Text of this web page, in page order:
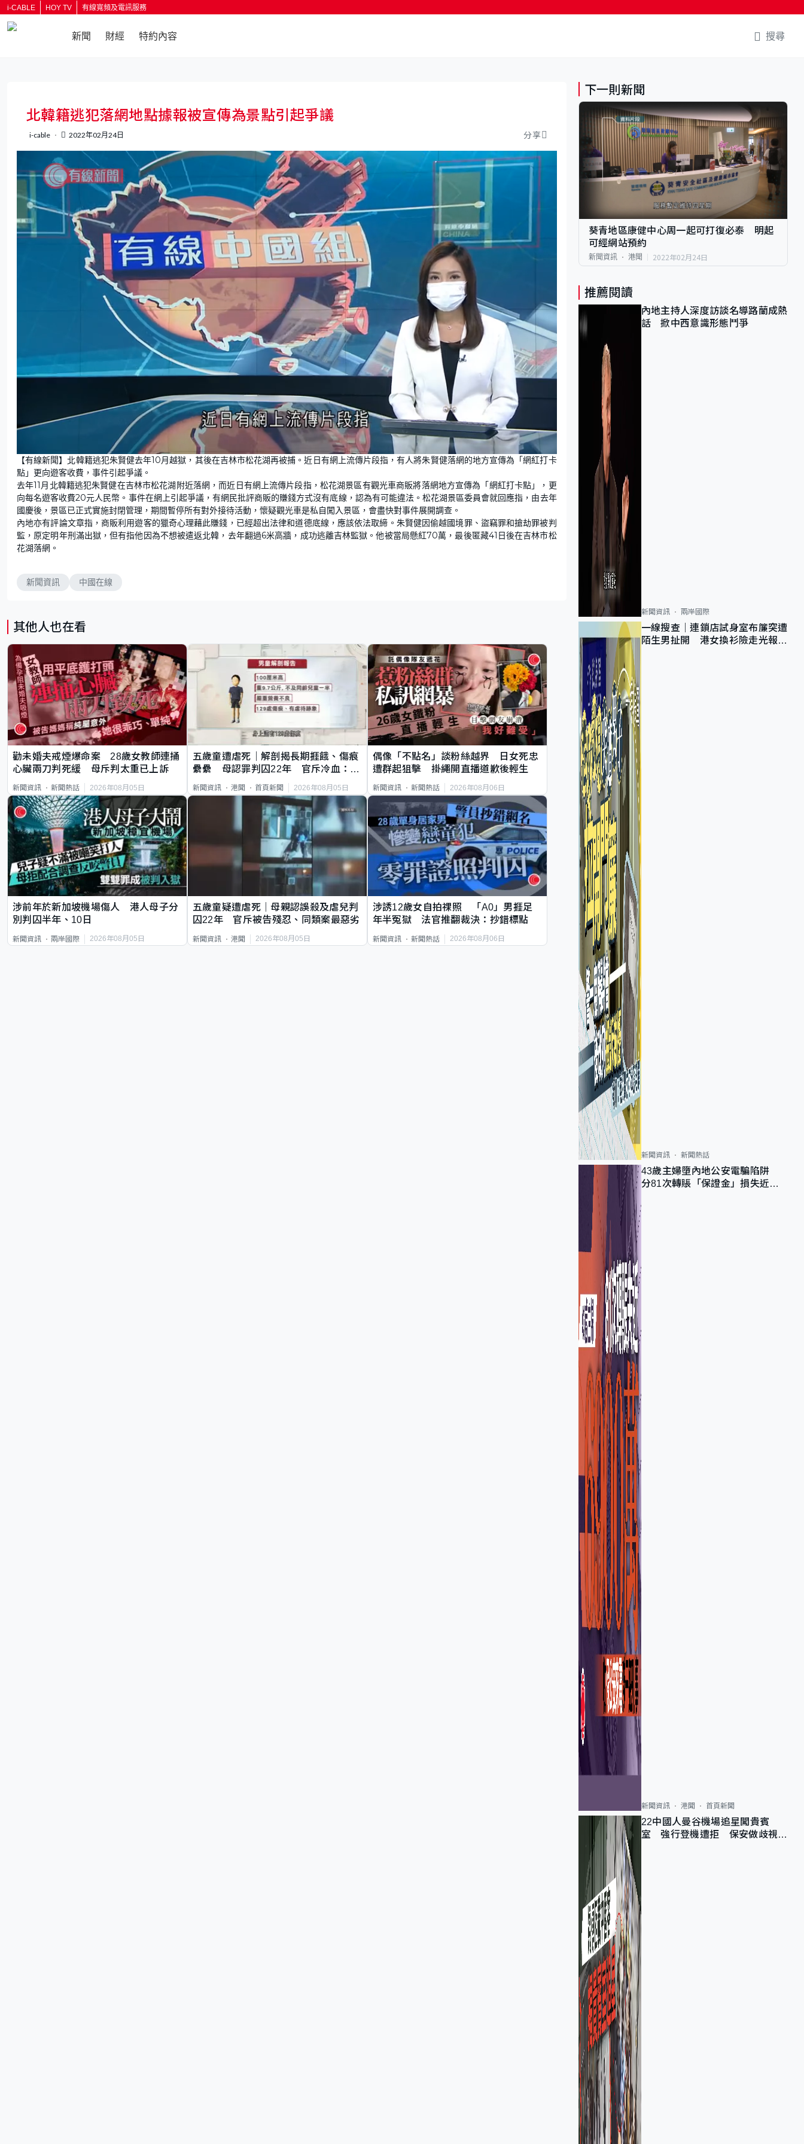
i-CABLE HOY TV 有線寬頻及電訊服務
新聞 財經 特約內容 搜尋
北韓籍逃犯落網地點據報被宣傳為景點引起爭議
i-cable 2022年02月24日 分享
n
m
u
t
e
o
a
:
5
7
.
2
3
%
【有線新聞】北韓籍逃犯朱賢健去年10月越獄，其後在吉林市松花湖再被捕。近日有網上流傳片段指，有人將朱賢健落網的地方宣傳為「網紅打卡
點」更向遊客收費，事件引起爭議。
去年11月北韓籍逃犯朱賢健在吉林市松花湖附近落網，而近日有網上流傳片段指，松花湖景區有觀光車商販將落網地方宣傳為「網紅打卡點」，更
向每名遊客收費20元人民幣。事件在網上引起爭議，有網民批評商販的賺錢方式沒有底線，認為有可能違法。松花湖景區委員會就回應指，由去年
國慶後，景區已正式實施封閉管理，期間暫停所有對外接待活動，懷疑觀光車是私自闖入景區，會盡快對事件展開調查。
內地亦有評論文章指，商販利用遊客的獵奇心理藉此賺錢，已經超出法律和道德底線，應該依法取締。朱賢健因偷越國境罪、盜竊罪和搶劫罪被判
監，原定明年刑滿出獄，但有指他因為不想被遣返北韓，去年翻過6米高牆，成功逃離吉林監獄。他被當局懸紅70萬，最後匿藏41日後在吉林市松
花湖落網。
新聞資訊 中國在線
其他人也在看
勸未婚夫戒煙爆命案 28歲女教師連捅
心臟兩刀判死緩 母斥判太重已上訴
新聞資訊 新聞熱話 2026年08月05日
五歲童遭虐死｜解剖揭長期捱餓、傷痕
纍纍 母認罪判囚22年 官斥冷血：同
類案最惡劣
新聞資訊 港聞 首頁新聞 2026年08月05日
偶像「不點名」談粉絲越界 日女死忠
遭群起狙擊 掛繩開直播道歉後輕生
新聞資訊 新聞熱話 2026年08月06日
涉前年於新加坡機場傷人 港人母子分
別判囚半年、10日
新聞資訊 兩岸國際 2026年08月05日
五歲童疑遭虐死｜母親認誤殺及虐兒判
囚22年 官斥被告殘忍、同類案最惡劣
新聞資訊 港聞 2026年08月05日
涉誘12歲女自拍祼照 「A0」男捱足
年半冤獄 法官推翻裁決：抄錯標點
新聞資訊 新聞熱話 2026年08月06日
下一則新聞
葵青地區康健中心周一起可打復必泰 明起
可經網站預約
新聞資訊 港聞 2022年02月24日
推薦閱讀
內地主持人深度訪談名導路蘭成熱
話 掀中西意識形態鬥爭
新聞資訊 兩岸國際
一線搜查｜連鎖店試身室布簾突遭
陌生男扯開 港女換衫險走光報
新聞資訊 新聞熱話
43歲主婦墮內地公安電騙陷阱
分81次轉賬「保證金」損失近
新聞資訊 港聞 首頁新聞
22中國人曼谷機場追星闖貴賓
室 強行登機遭拒 保安做歧視手